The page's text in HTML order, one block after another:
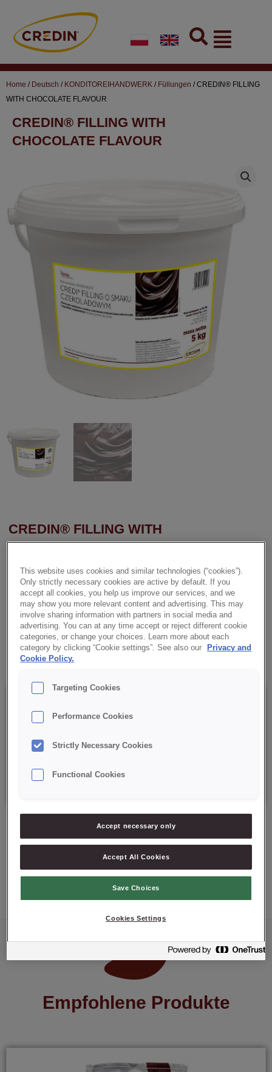
content
Flyout
Menu
Home / Deutsch / KONDITOREIHANDWERK / Füllungen / CREDIN® FILLING
WITH CHOCOLATE FLAVOUR
CREDIN® FILLING WITH
CHOCOLATE FLAVOUR
CREDIN® FILLING WITH
CHOCOLATE FLAVOUR
Cremige Füllung mit Schokoladengeschmack für Feingebäck
und Konditoreiwaren. Gebrauchsfertiges Produkt.
✔ Gebrauchsfertiges Produkt
✔ Intensiver Geschmack
Details
Verpackung: 5 kg netto, Kunststoff-Eimer mit Schutzfolie,
Mindesthaltbarkeitsdatum: 245 Tage ab Produktionsdatum
PRODUKT ANFRAGEN
Empfohlene Produkte
This website uses cookies and similar technologies (“cookies”).
Only strictly necessary cookies are active by default. If you
accept all cookies, you help us improve our services, and we
may show you more relevant content and advertising. This may
involve sharing information with partners in social media and
advertising. You can at any time accept or reject different cookie
categories, or change your choices. Learn more about each
category by clicking “Cookie settings”. See also our
Privacy and
Cookie Policy.
Targeting Cookies
Performance Cookies
Strictly Necessary Cookies
Functional Cookies
Accept necessary only
Accept All Cookies
Save Choices
Cookies Settings